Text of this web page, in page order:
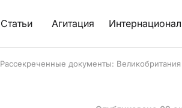
Статьи Агитация Интернационал
Рассекреченные документы: